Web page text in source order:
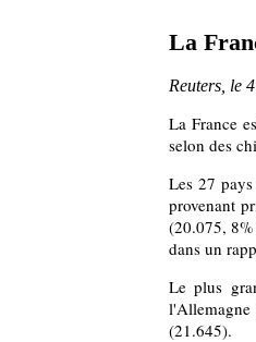
La
Reuters, le
La France
selon des
Les 27
provenant
(20.075,
dans un
Le plus
l'Allemagne
(21.645).